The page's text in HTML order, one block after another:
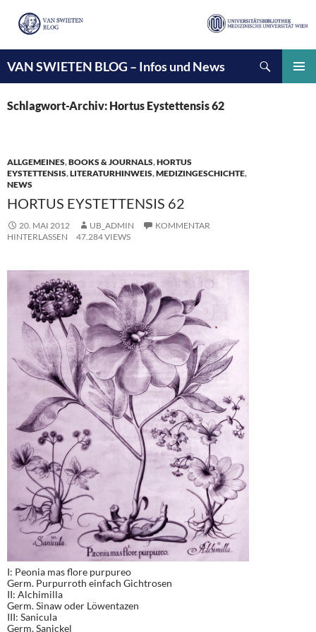
VAN SWIETEN BLOG – Infos und News
INHALT
SPRINGEN
Schlagwort-Archiv: Hortus Eystettensis 62
ALLGEMEINES,BOOKS & JOURNALS,HORTUS
EYSTETTENSIS,LITERATURHINWEIS,MEDIZINGESCHICHTE,
NEWS
HORTUS EYSTETTENSIS 62
20. MAI 2012 UB_ADMIN
KOMMENTAR
HINTERLASSEN
47.284 VIEWS
I: Peonia mas flore purpureo
Germ. Purpurroth einfach Gichtrosen
II: Alchimilla
Germ. Sinaw oder Löwentazen
III: Sanicula
Germ. Sanickel